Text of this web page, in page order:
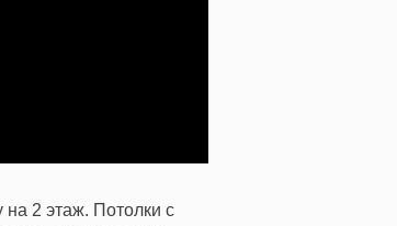
на 2 этаж. Потолки с